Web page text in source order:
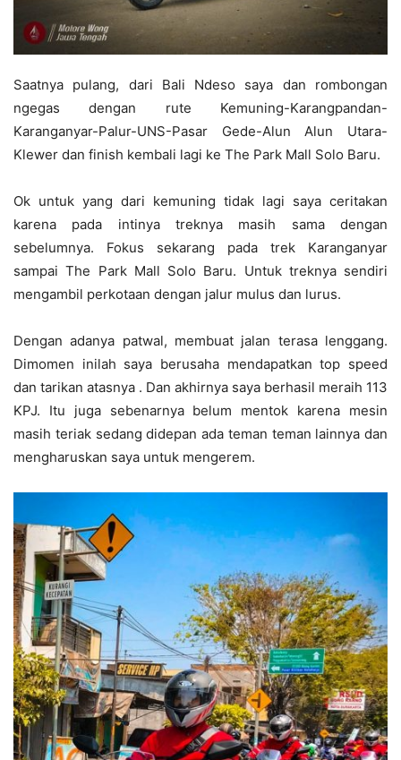
Saatnya pulang, dari Bali Ndeso saya dan rombongan
ngegas dengan rute Kemuning-Karangpandan-
Karanganyar-Palur-UNS-Pasar Gede-Alun Alun Utara-
Klewer dan finish kembali lagi ke The Park Mall Solo Baru.
Ok untuk yang dari kemuning tidak lagi saya ceritakan
karena pada intinya treknya masih sama dengan
sebelumnya. Fokus sekarang pada trek Karanganyar
sampai The Park Mall Solo Baru. Untuk treknya sendiri
mengambil perkotaan dengan jalur mulus dan lurus.
Dengan adanya patwal, membuat jalan terasa lenggang.
Dimomen inilah saya berusaha mendapatkan top speed
dan tarikan atasnya . Dan akhirnya saya berhasil meraih 113
KPJ. Itu juga sebenarnya belum mentok karena mesin
masih teriak sedang didepan ada teman teman lainnya dan
mengharuskan saya untuk mengerem.